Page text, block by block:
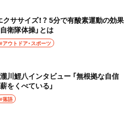
クササイズ！？ 5分で有酸素運動の効果
衛隊体操」とは
#アウトドア・スポーツ
川鯉八インタビュー 「無根拠な自信
をくべている」
#落語